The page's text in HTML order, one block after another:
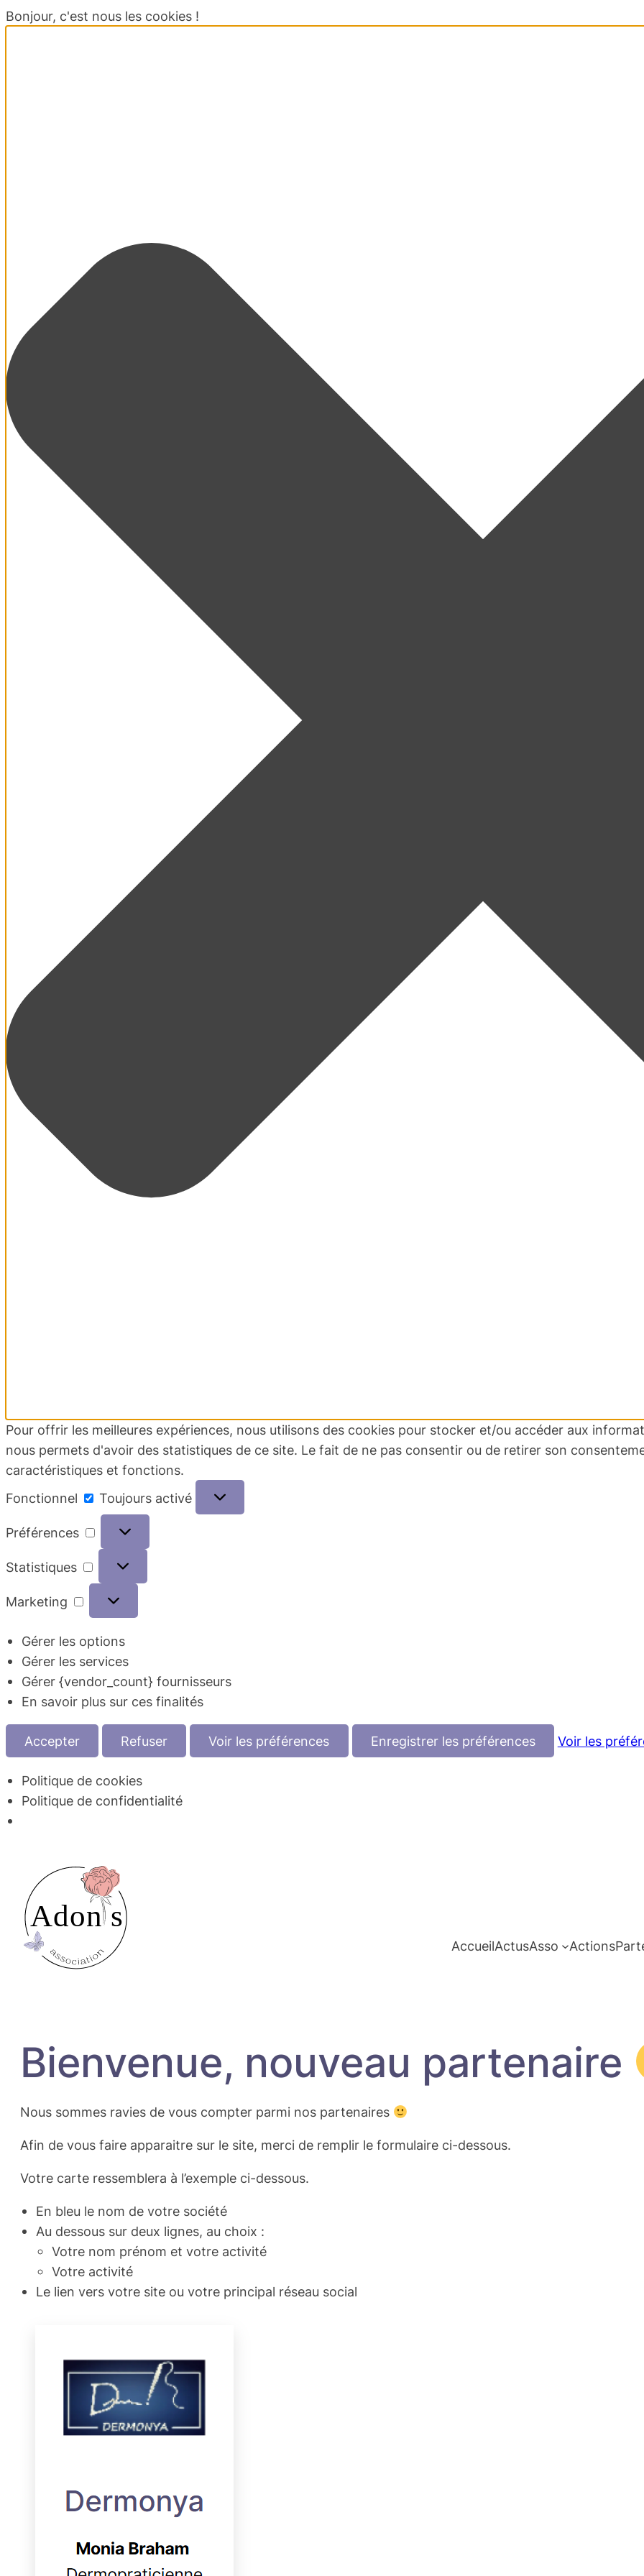
Bonjour, c'est nous les cookies !
Pour offrir les meilleures expériences, nous utilisons des cookies pour stocker et/ou accéder aux
nous permets d'avoir des statistiques de ce site. Le fait de ne pas consentir ou de retirer son
caractéristiques et fonctions.
Fonctionnel
Fonctionnel
Toujours activé
Préférences
Statistiques
Marketing
Gérer les options
Gérer les services
Gérer {vendor_count} fournisseurs
En savoir plus sur ces finalités
Accepter Refuser Voir les préférences Enregistrer les préférences Voir les
Politique de cookies
Politique de confidentialité
contenu
AccueilActusAsso Actions
Bienvenue, nouveau partenaire
Nous sommes ravies de vous compter parmi nos partenaires
Afin de vous faire apparaitre sur le site, merci de remplir le formulaire ci-dessous.
Votre carte ressemblera à l’exemple ci-dessous.
En bleu le nom de votre société
Au dessous sur deux lignes, au choix :
Votre nom prénom et votre activité
Votre activité
Le lien vers votre site ou votre principal réseau social